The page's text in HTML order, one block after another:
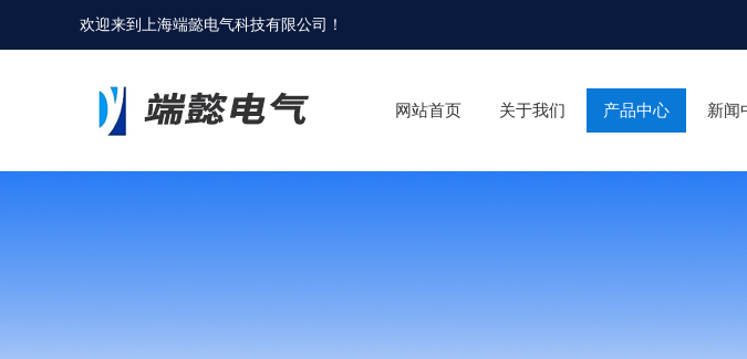
欢迎来到 上海端懿电气科技有限公司 ！
网站首页 关于我们 产品中心 新闻